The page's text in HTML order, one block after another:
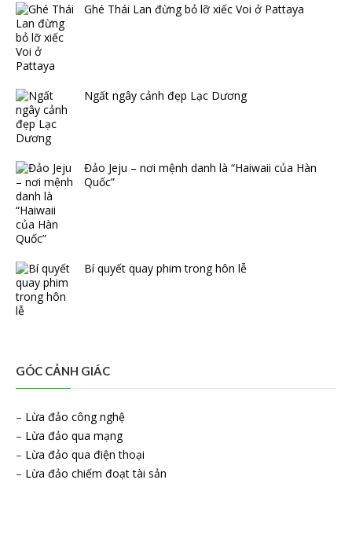
Ghé Thái Lan đừng bỏ lỡ xiếc Voi ở Pattaya
Ngất ngây cảnh đẹp Lạc Dương
Đảo Jeju – nơi mệnh danh là “Haiwaii của Hàn
Quốc”
Bí quyết quay phim trong hôn lễ
GÓC CẢNH GIÁC
– Lừa đảo công nghệ
– Lừa đảo qua mạng
– Lừa đảo qua điện thoại
– Lừa đảo chiếm đoạt tài sản